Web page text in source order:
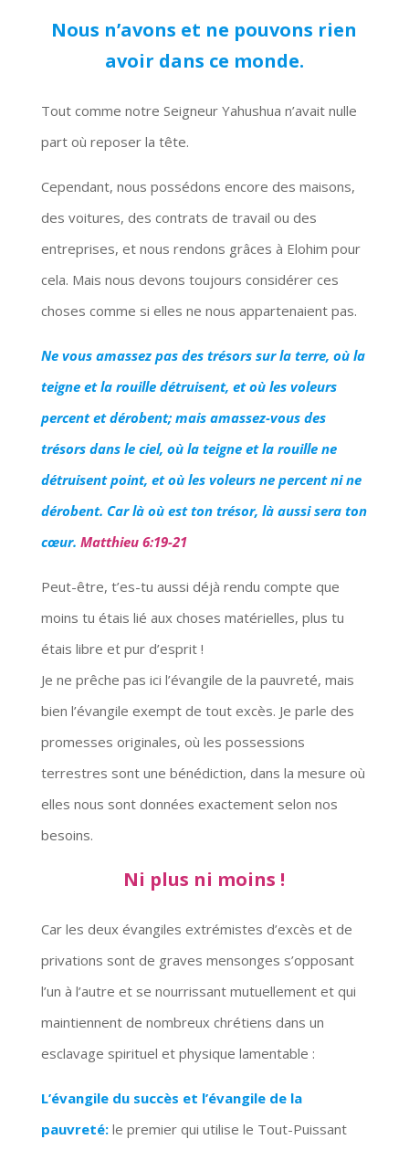
Nous n’avons et ne pouvons rien
avoir dans ce monde.
Tout comme notre Seigneur Yahushua n’avait nulle
part où reposer la tête.
Cependant, nous possédons encore des maisons,
des voitures, des contrats de travail ou des
entreprises, et nous rendons grâces à Elohim pour
cela. Mais nous devons toujours considérer ces
choses comme si elles ne nous appartenaient pas.
Ne vous amassez pas des trésors sur la terre, où la
teigne et la rouille détruisent, et où les voleurs
percent et dérobent; mais amassez-vous des
trésors dans le ciel, où la teigne et la rouille ne
détruisent point, et où les voleurs ne percent ni ne
dérobent. Car là où est ton trésor, là aussi sera ton
cœur. Matthieu 6:19-21
Peut-être, t’es-tu aussi déjà rendu compte que
moins tu étais lié aux choses matérielles, plus tu
étais libre et pur d’esprit !
Je ne prêche pas ici l’évangile de la pauvreté, mais
bien l’évangile exempt de tout excès. Je parle des
promesses originales, où les possessions
terrestres sont une bénédiction, dans la mesure où
elles nous sont données exactement selon nos
besoins.
Ni plus ni moins !
Car les deux évangiles extrémistes d’excès et de
privations sont de graves mensonges s’opposant
l’un à l’autre et se nourrissant mutuellement et qui
maintiennent de nombreux chrétiens dans un
esclavage spirituel et physique lamentable :
L’évangile du succès et l’évangile de la
pauvreté:le premier qui utilise le Tout-Puissant